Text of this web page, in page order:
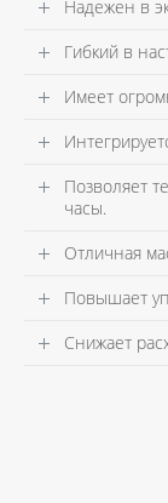
Надежен в
Гибкий в
Имеет
Позволяет
часы.
Отличная
Повышает
Снижает